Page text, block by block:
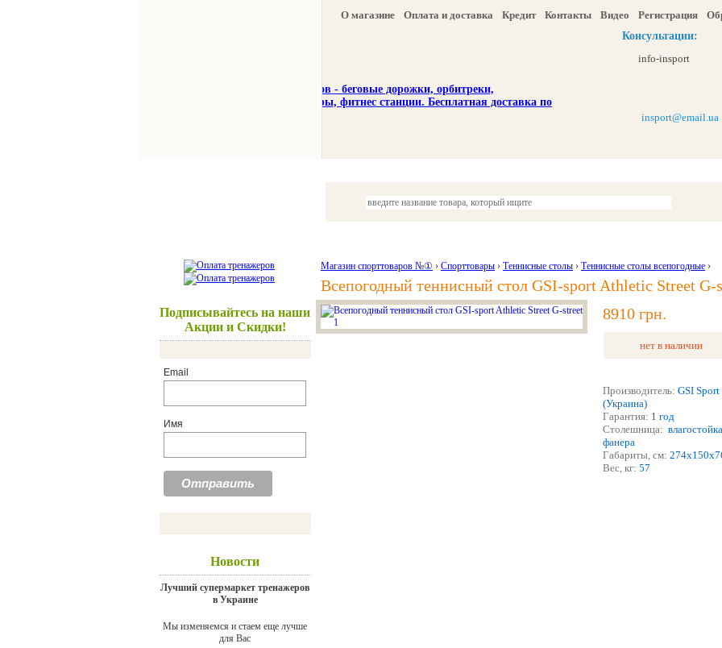
О магазине Оплата и доставка Кредит Контакты Видео Регистрация
Консультации:
info-insport
insport@email.ua
Подписывайтесь на наши
Акции и Скидки!
Email
Имя
Новости
Лучший супермаркет тренажеров
в Украине
Мы изменяемся и стаем еще лучше
для Вас
Магазин спорттоваров №① › Спорттовары › Теннисные столы › Теннисные столы всепогодные ›
Всепогодный теннисный стол GSI-sport Athletic Street G-
8910 грн.
нет в наличии
Производитель: GSI Sport
(Украина)
Гарантия: 1 год
Столешница:
фанера
Габариты, см: 274х150х
Вес, кг: 57